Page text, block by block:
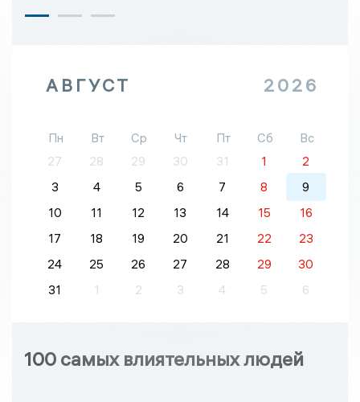
АВГУСТ 2026
Пн Вт Ср Чт Пт Сб
Вс
27
28 29 30 31 1
2
3
4 5 6 7 8
9
10
11 12 13 14 15
16
17
18 19 20 21 22
23
24
25 26 27 28 29
30
31
1 2 3 4 5 6
100 самых влиятельных людей